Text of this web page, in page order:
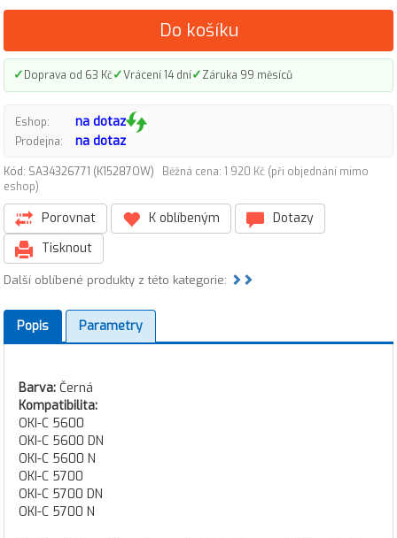
Do košíku
✓Doprava od 63 Kč✓Vrácení 14 dní✓Záruka 99 měsíců
Eshop: na dotaz
Prodejna: na dotaz
Kód: SA34326771 (K15287OW)
Běžná cena: 1 920 Kč (při objednání mimo
eshop)
Porovnat K oblíbeným
Dotazy
Tisknout
Další oblíbené produkty z této kategorie:
Popis Parametry
Barva: Černá
Kompatibilita:
OKI-C 5600
OKI-C 5600 DN
OKI-C 5600 N
OKI-C 5700
OKI-C 5700 DN
OKI-C 5700 N